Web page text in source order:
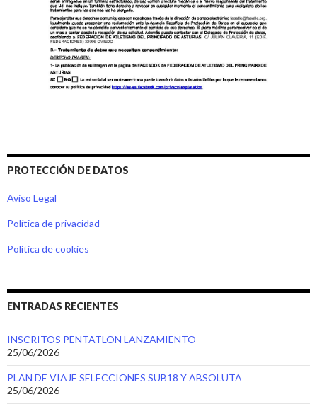
PROTECCIÓN DE DATOS
Aviso Legal
Política de privacidad
Política de cookies
ENTRADAS RECIENTES
INSCRITOS PENTATLON LANZAMIENTO
25/06/2026
PLAN DE VIAJE SELECCIONES SUB18 Y ABSOLUTA
25/06/2026